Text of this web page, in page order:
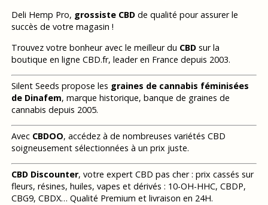
Deli Hemp Pro, grossiste CBDde qualité pour assurer le
succès de votre magasin !
Trouvez votre bonheur avec le meilleur du CBDsur la
boutique en ligne CBD.fr, leader en France depuis 2003.
Silent Seeds propose les graines de cannabis féminisées
de Dinafem, marque historique, banque de graines de
cannabis depuis 2005.
Avec CBDOO, accédez à de nombreuses variétés CBD
soigneusement sélectionnées à un prix juste.
CBD Discounter, votre expert CBD pas cher : prix cassés sur
fleurs, résines, huiles, vapes et dérivés : 10-OH-HHC, CBDP,
CBG9, CBDX… Qualité Premium et livraison en 24H.